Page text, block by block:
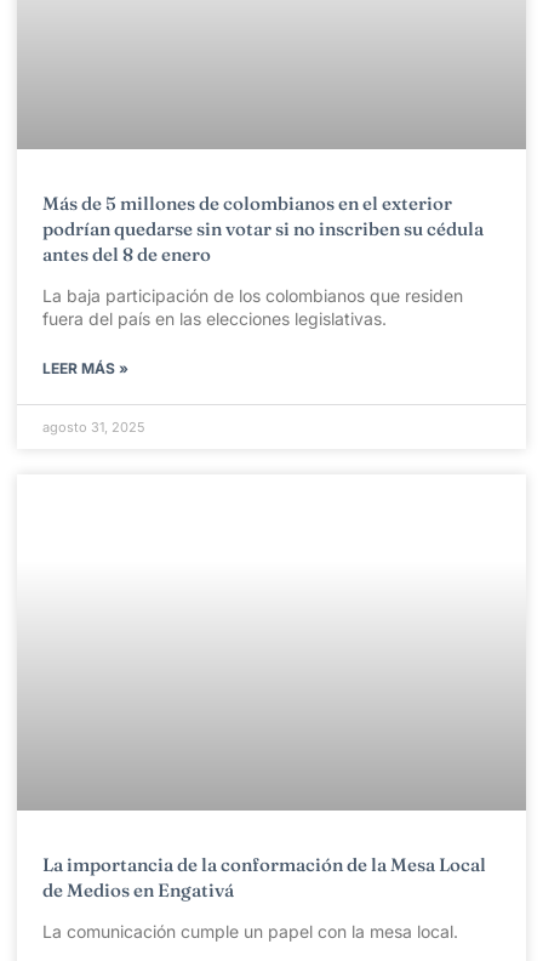
Más de 5 millones de colombianos en el exterior
podrían quedarse sin votar si no inscriben su cédula
antes del 8 de enero
La baja participación de los colombianos que residen
fuera del país en las elecciones legislativas.
LEER MÁS »
agosto 31, 2025
La importancia de la conformación de la Mesa Local
de Medios en Engativá
La comunicación cumple un papel con la mesa local.